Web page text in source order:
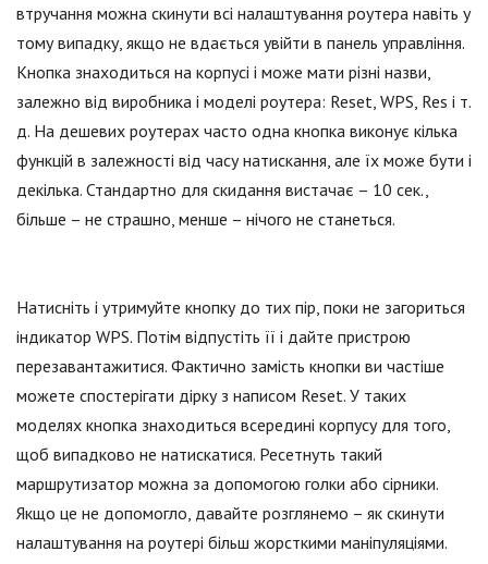
втручання можна скинути всі налаштування роутера навіть у
тому випадку, якщо не вдається увійти в панель управління.
Кнопка знаходиться на корпусі і може мати різні назви,
залежно від виробника і моделі роутера: Reset, WPS, Res і т.
д. На дешевих роутерах часто одна кнопка виконує кілька
функцій в залежності від часу натискання, але їх може бути і
декілька. Стандартно для скидання вистачає – 10 сек.,
більше – не страшно, менше – нічого не станеться.
Натисніть і утримуйте кнопку до тих пір, поки не загориться
індикатор WPS. Потім відпустіть її і дайте пристрою
перезавантажитися. Фактично замість кнопки ви частіше
можете спостерігати дірку з написом Reset. У таких
моделях кнопка знаходиться всередині корпусу для того,
щоб випадково не натискатися. Ресетнуть такий
маршрутизатор можна за допомогою голки або сірники.
Якщо це не допомогло, давайте розглянемо – як скинути
налаштування на роутері більш жорсткими маніпуляціями.